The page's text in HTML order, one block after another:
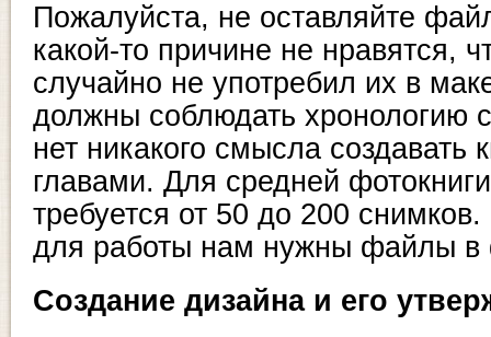
Пожалуйста, не оставляйте
какой-то причине не нравятся,
случайно не употребил их в
должны соблюдать хронологию
нет никакого смысла создавать
главами. Для средней
требуется от 50 до 200
для работы нам нужны файлы в
Создание дизайна и его